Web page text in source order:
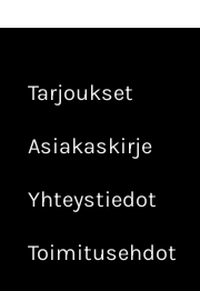
Tarjoukset
Asiakaskirje
Yhteystiedot
Toimitusehdot